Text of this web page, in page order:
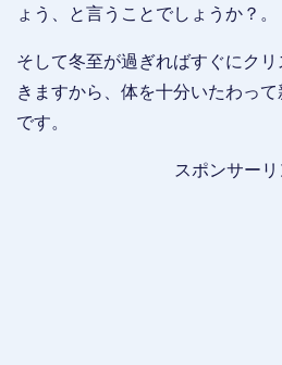
ょう、と言うことでしょうか？。
そして冬至が過ぎればすぐにク
きますから、体を十分いたわっ
です。
スポンサーリ